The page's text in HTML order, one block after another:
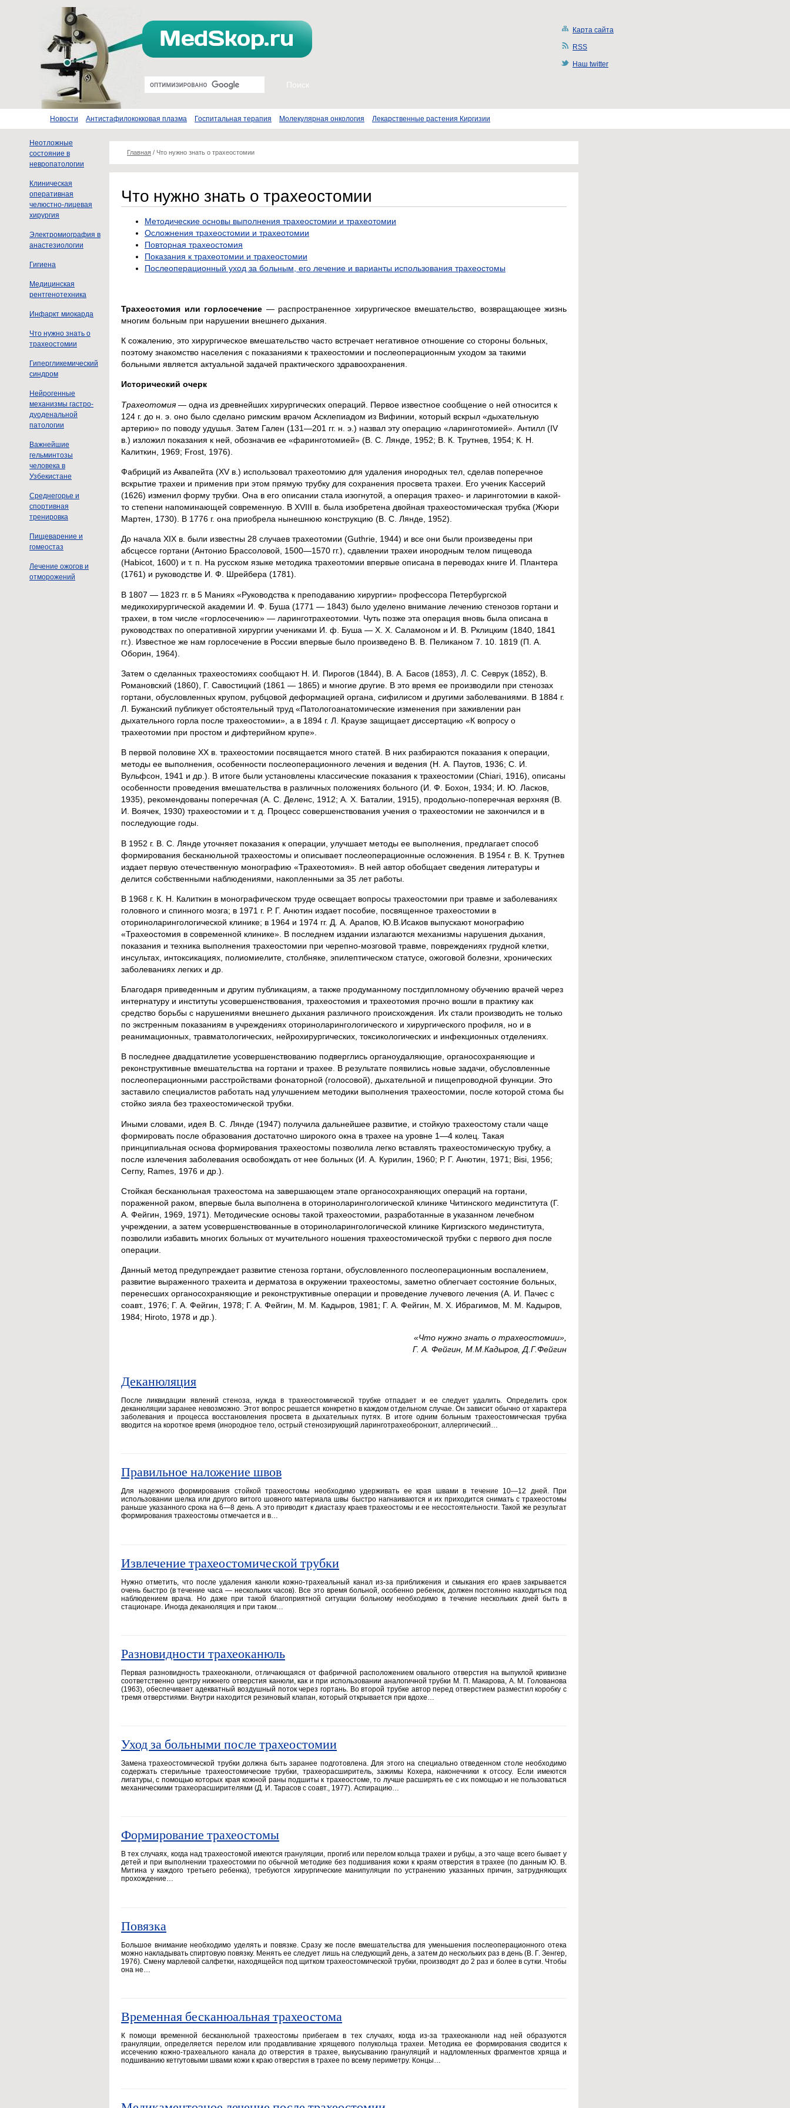
Карта сайта
RSS
Наш twitter
Новости Антистафилококковая плазма Госпитальная терапия Молекулярная онкология Лекарственные растения Киргизии
Неотложные
состояние в
невропатологии
Клиническая
оперативная
челюстно-лицевая
хирургия
Электромиография в
анастезиологии
Гигиена
Медицинская
рентгенотехника
Инфаркт миокарда
Что нужно знать о
трахеостомии
Гипергликемический
синдром
Нейрогенные
механизмы гастро-
дуоденальной
патологии
Важнейшие
гельминтозы
человека в
Узбекистане
Среднегорье и
спортивная
тренировка
Пищеварение и
гомеостаз
Лечение ожогов и
отморожений
Главная / Что нужно знать о трахеостомии
Что нужно знать о трахеостомии
Методические основы выполнения трахеостомии и трахеотомии
Осложнения трахеостомии и трахеотомии
Повторная трахеостомия
Показания к трахеотомии и трахеостомии
Послеоперационный уход за больным, его лечение и варианты использования трахеостомы
Трахеостомия или горлосечение — распространенное хирургическое вмешательство, возвращающее жизнь
многим больным при нарушении внешнего дыхания.
К сожалению, это хирургическое вмешательство часто встречает негативное отношение со стороны больных,
поэтому знакомство населения с показаниями к трахеостомии и послеоперационным уходом за такими
больными является актуальной задачей практического здравоохранения.
Исторический очерк
Трахеотомия— одна из древнейших хирургических операций. Первое известное сообщение о ней относится к
124 г. до н. э. оно было сделано римским врачом Асклепиадом из Вифинии, который вскрыл «дыхательную
артерию» по поводу удушья. Затем Гален (131—201 гг. н. э.) назвал эту операцию «ларинготомией». Антилл (IV
в.) изложил показания к ней, обозначив ее «фаринготомией» (В. С. Лянде, 1952; В. К. Трутнев, 1954; К. Н.
Калиткин, 1969; Frost, 1976).
Фабриций из Аквапейта (XV в.) использовал трахеотомию для удаления инородных тел, сделав поперечное
вскрытие трахеи и применив при этом прямую трубку для сохранения просвета трахеи. Его ученик Кассерий
(1626) изменил форму трубки. Она в его описании стала изогнутой, а операция трахео- и ларинготомии в какой-
то степени напоминающей современную. В XVIII в. была изобретена двойная трахеостомическая трубка (Жюри
Мартен, 1730). В 1776 г. она приобрела нынешнюю конструкцию (В. С. Лянде, 1952).
До начала XIX в. были известны 28 случаев трахеотомии (Guthrie, 1944) и все они были произведены при
абсцессе гортани (Антонио Брассоловой, 1500—1570 гг.), сдавлении трахеи инородным телом пищевода
(Habicot, 1600) и т. п. На русском языке методика трахеотомии впервые описана в переводах книге И. Плантера
(1761) и руководстве И. Ф. Шрейбера (1781).
В 1807 — 1823 гг. в 5 Маниях «Руководства к преподаванию хирургии» профессора Петербургской
медикохирургической академии И. Ф. Буша (1771 — 1843) было уделено внимание лечению стенозов гортани и
трахеи, в том числе «горлосечению» — ларинготрахеотомии. Чуть позже эта операция вновь была описана в
руководствах по оперативной хирургии учениками И. ф. Буша — X. X. Саламоном и И. В. Рклицким (1840, 1841
гг.). Известное же нам горлосечение в России впервые было произведено В. В. Пеликаном 7. 10. 1819 (П. А.
Оборин, 1964).
Затем о сделанных трахеостомиях сообщают Н. И. Пирогов (1844), В. А. Басов (1853), Л. С. Севрук (1852), В.
Романовский (1860), Г. Савостицкий (1861 — 1865) и многие другие. В это время ее производили при стенозах
гортани, обусловленных крупом, рубцовой деформацией органа, сифилисом и другими заболеваниями. В 1884 г.
Л. Бужанский публикует обстоятельный труд «Патологоанатомические изменения при заживлении ран
дыхательного горла после трахеостомии», а в 1894 г. Л. Краузе защищает диссертацию «К вопросу о
трахеотомии при простом и дифтерийном крупе».
В первой половине XX в. трахеостомии посвящается много статей. В них разбираются показания к операции,
методы ее выполнения, особенности послеоперационного лечения и ведения (Н. А. Паутов, 1936; С. И.
Вульфсон, 1941 и др.). В итоге были установлены классические показания к трахеостомии (Chiari, 1916), описаны
особенности проведения вмешательства в различных положениях больного (И. Ф. Бохон, 1934; И. Ю. Ласков,
1935), рекомендованы поперечная (А. С. Деленс, 1912; А. X. Баталии, 1915), продольно-поперечная верхняя (В.
И. Воячек, 1930) трахеостомии и т. д. Процесс совершенствования учения о трахеостомии не закончился и в
последующие годы.
В 1952 г. В. С. Лянде уточняет показания к операции, улучшает методы ее выполнения, предлагает способ
формирования бесканюльной трахеостомы и описывает послеоперационные осложнения. В 1954 г. В. К. Трутнев
издает первую отечественную монографию «Трахеотомия». В ней автор обобщает сведения литературы и
делится собственными наблюдениями, накопленными за 35 лет работы.
В 1968 г. К. Н. Калиткин в монографическом труде освещает вопросы трахеостомии при травме и заболеваниях
головного и спинного мозга; в 1971 г. Р. Г. Анютин издает пособие, посвященное трахеостомии в
оториноларингологической клинике; в 1964 и 1974 гг. Д. А. Арапов, Ю.В.Исаков выпускают монографию
«Трахеостомия в современной клинике». В последнем издании излагаются механизмы нарушения дыхания,
показания и техника выполнения трахеостомии при черепно-мозговой травме, повреждениях грудной клетки,
инсультах, интоксикациях, полиомиелите, столбняке, эпилептическом статусе, ожоговой болезни, хронических
заболеваниях легких и др.
Благодаря приведенным и другим публикациям, а также продуманному постдипломному обучению врачей через
интернатуру и институты усовершенствования, трахеостомия и трахеотомия прочно вошли в практику как
средство борьбы с нарушениями внешнего дыхания различного происхождения. Их стали производить не только
по экстренным показаниям в учреждениях оториноларингологического и хирургического профиля, но и в
реанимационных, травматологических, нейрохирургических, токсикологических и инфекционных отделениях.
В последнее двадцатилетие усовершенствованию подверглись органоудаляющие, органосохраняющие и
реконструктивные вмешательства на гортани и трахее. В результате появились новые задачи, обусловленные
послеоперационными расстройствами фонаторной (голосовой), дыхательной и пищепроводной функции. Это
заставило специалистов работать над улучшением методики выполнения трахеостомии, после которой стома бы
стойко зияла без трахеостомической трубки.
Иными словами, идея В. С. Лянде (1947) получила дальнейшее развитие, и стойкую трахеостому стали чаще
формировать после образования достаточно широкого окна в трахее на уровне 1—4 колец. Такая
принципиальная основа формирования трахеостомы позволила легко вставлять трахеостомическую трубку, а
после излечения заболевания освобождать от нее больных (И. А. Курилин, 1960; Р. Г. Анютин, 1971; Bisi, 1956;
Сегпу, Rames, 1976 и др.).
Стойкая бесканюльная трахеостома на завершающем этапе органосохраняющих операций на гортани,
пораженной раком, впервые была выполнена в оториноларингологической клинике Читинского мединститута (Г.
А. Фейгин, 1969, 1971). Методические основы такой трахеостомии, разработанные в указанном лечебном
учреждении, а затем усовершенствованные в оториноларингологической клинике Киргизского мединститута,
позволили избавить многих больных от мучительного ношения трахеостомической трубки с первого дня после
операции.
Данный метод предупреждает развитие стеноза гортани, обусловленного послеоперационным воспалением,
развитие выраженного трахеита и дерматоза в окружении трахеостомы, заметно облегчает состояние больных,
перенесших органосохраняющие и реконструктивные операции и проведение лучевого лечения (А. И. Пачес с
соавт., 1976; Г. А. Фейгин, 1978; Г. А. Фейгин, М. М. Кадыров, 1981; Г. А. Фейгин, М. X. Ибрагимов, М. М. Кадыров,
1984; Hiroto, 1978 и др.).
«Что нужно знать о трахеостомии»,
Г. А. Фейгин, М.М.Кадыров, Д.Г.Фейгин
Деканюляция
После ликвидации явлений стеноза, нужда в трахеостомической трубке отпадает и ее следует удалить. Определить срок
деканюляции заранее невозможно. Этот вопрос решается конкретно в каждом отдельном случае. Он зависит обычно от характера
заболевания и процесса восстановления просвета в дыхательных путях. В итоге одним больным трахеостомическая трубка
вводится на короткое время (инородное тело, острый стенозирующий ларинготрахеобронхит, аллергический…
Правильное наложение швов
Для надежного формирования стойкой трахеостомы необходимо удерживать ее края швами в течение 10—12 дней. При
использовании шелка или другого витого шовного материала швы быстро нагнаиваются и их приходится снимать с трахеостомы
раньше указанного срока на 6—8 день. А это приводит к диастазу краев трахеостомы и ее несостоятельности. Такой же результат
формирования трахеостомы отмечается и в…
Извлечение трахеостомической трубки
Нужно отметить, что после удаления канюли кожно-трахеальный канал из-за приближения и смыкания его краев закрывается
очень быстро (в течение часа — нескольких часов). Все это время больной, особенно ребенок, должен постоянно находиться под
наблюдением врача. Но даже при такой благоприятной ситуации больному необходимо в течение нескольких дней быть в
стационаре. Иногда деканюляция и при таком…
Разновидности трахеоканюль
Первая разновидность трахеоканюли, отличающаяся от фабричной расположением овального отверстия на выпуклой кривизне
соответственно центру нижнего отверстия канюли, как и при использовании аналогичной трубки М. П. Макарова, А. М. Голованова
(1963), обеспечивает адекватный воздушный поток через гортань. Во второй трубке автор перед отверстием разместил коробку с
тремя отверстиями. Внутри находится резиновый клапан, который открывается при вдохе…
Уход за больными после трахеостомии
Замена трахеостомической трубки должна быть заранее подготовлена. Для этого на специально отведенном столе необходимо
содержать стерильные трахеостомические трубки, трахеорасширитель, зажимы Кохера, наконечники к отсосу. Если имеются
лигатуры, с помощью которых края кожной раны подшиты к трахеостоме, то лучше расширять ее с их помощью и не пользоваться
механическими трахеорасширителями (Д. И. Тарасов с соавт., 1977). Аспирацию…
Формирование трахеостомы
В тех случаях, когда над трахеостомой имеются грануляции, прогиб или перелом кольца трахеи и рубцы, а это чаще всего бывает у
детей и при выполнении трахеостомии по обычной методике без подшивания кожи к краям отверстия в трахее (по данным Ю. В.
Митина у каждого третьего ребенка), требуются хирургические манипуляции по устранению указанных причин, затрудняющих
прохождение…
Повязка
Большое внимание необходимо уделять и повязке. Сразу же после вмешательства для уменьшения послеоперационного отека
можно накладывать спиртовую повязку. Менять ее следует лишь на следующий день, а затем до нескольких раз в день (В. Г. Зенгер,
1976). Смену марлевой салфетки, находящейся под щитком трахеостомической трубки, производят до 2 раз и более в сутки. Чтобы
она не…
Временная бесканюальная трахеостома
К помощи временной бесканюльной трахеостомы прибегаем в тех случаях, когда из-за трахеоканюли над ней образуются
грануляции, определяется перелом или продавливание хрящевого полукольца трахеи. Методика ее формирования сводится к
иссечению кожно-трахеального канала до отверстия в трахее, выкусыванию грануляций и надломленных фрагментов хряща и
подшиванию кетгутовыми швами кожи к краю отверстия в трахее по всему периметру. Концы…